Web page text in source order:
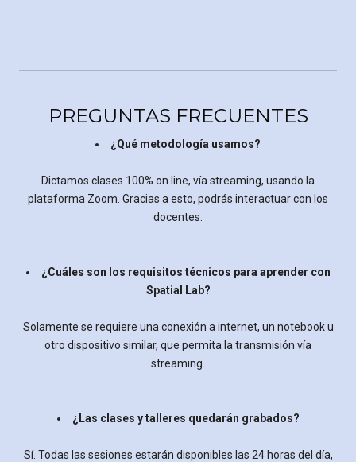
PREGUNTAS FRECUENTES
¿Qué metodología usamos?
Dictamos clases 100% on line, vía streaming, usando la
plataforma Zoom. Gracias a esto, podrás interactuar con los
docentes.
¿Cuáles son los requisitos técnicos para aprender con
Spatial Lab?
Solamente se requiere una conexión a internet, un notebook u
otro dispositivo similar, que permita la transmisión vía
streaming.
¿Las clases y talleres quedarán grabados?
Sí. Todas las sesiones estarán disponibles las 24 horas del día,